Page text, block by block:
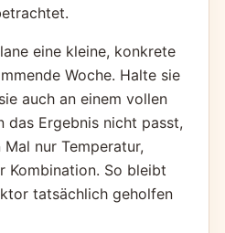
eine kleine, konkrete
Woche. Halte sie
auch an einem vollen
das Ergebnis nicht passt,
nur Temperatur,
Kombination. So bleibt
tatsächlich geholfen